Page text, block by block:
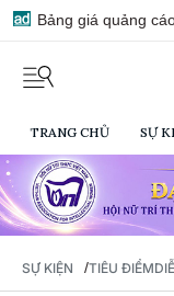
Bảng giá quảng
TRANG CHỦ SỰ
SỰ KIỆN /TIÊU ĐIỂM